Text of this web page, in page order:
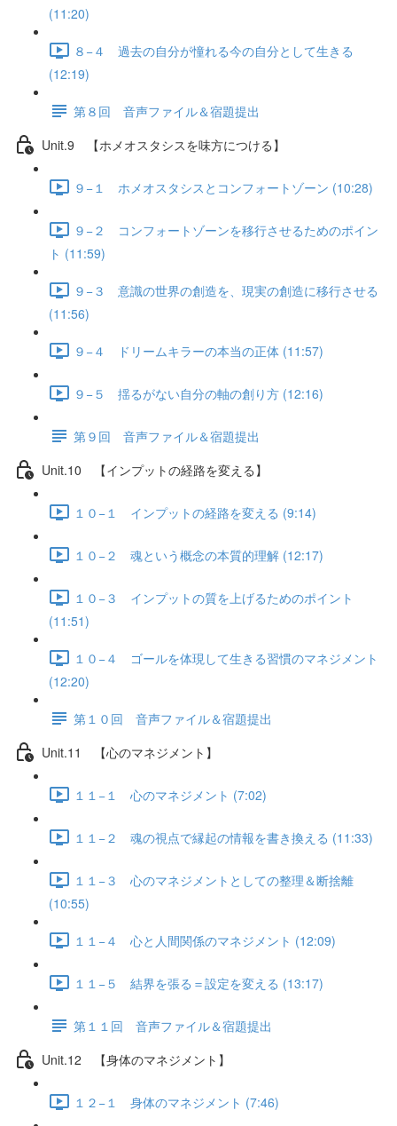
(11:20)
８−４ 過去の自分が憧れる今の自分として生きる
(12:19)
第８回 音声ファイル＆宿題提出
Unit.9 【ホメオスタシスを味方につける】
９−１ ホメオスタシスとコンフォートゾーン (10:28)
９−２ コンフォートゾーンを移行させるためのポイン
ト (11:59)
９−３ 意識の世界の創造を、現実の創造に移行させる
(11:56)
９−４ ドリームキラーの本当の正体 (11:57)
９−５ 揺るがない自分の軸の創り方 (12:16)
第９回 音声ファイル＆宿題提出
Unit.10 【インプットの経路を変える】
１０−１ インプットの経路を変える (9:14)
１０−２ 魂という概念の本質的理解 (12:17)
１０−３ インプットの質を上げるためのポイント
(11:51)
１０−４ ゴールを体現して生きる習慣のマネジメント
(12:20)
第１０回 音声ファイル＆宿題提出
Unit.11 【心のマネジメント】
１１−１ 心のマネジメント (7:02)
１１−２ 魂の視点で縁起の情報を書き換える (11:33)
１１−３ 心のマネジメントとしての整理＆断捨離
(10:55)
１１−４ 心と人間関係のマネジメント (12:09)
１１−５ 結界を張る＝設定を変える (13:17)
第１１回 音声ファイル＆宿題提出
Unit.12 【身体のマネジメント】
１２−１ 身体のマネジメント (7:46)